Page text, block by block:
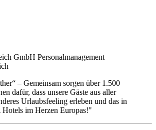
GmbH Personalmanagement
– Gemeinsam sorgen über 1.500
dafür, dass unsere Gäste aus aller
Urlaubsfeeling erleben und das in
Hotels im Herzen Europas!"